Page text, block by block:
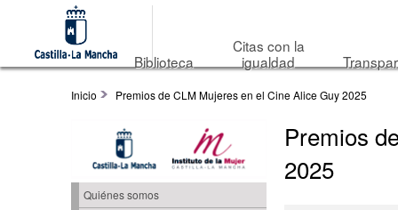
Biblioteca
Citas con la
igualdad
Inicio Premios de CLM Mujeres en el Cine Alice Guy 2025
Quiénes somos
Premios
2025